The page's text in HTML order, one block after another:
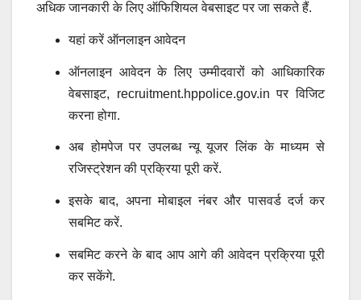
अधिक जानकारी के लिए ऑफिशियल वेबसाइट पर जा सकते हैं.
यहां करें ऑनलाइन आवेदन
ऑनलाइन आवेदन के लिए उम्मीदवारों को आधिकारिक
वेबसाइट, recruitment.hppolice.gov.in पर विजिट
करना होगा.
अब होमपेज पर उपलब्ध न्यू यूजर लिंक के माध्यम से
रजिस्ट्रेशन की प्रक्रिया पूरी करें.
इसके बाद, अपना मोबाइल नंबर और पासवर्ड दर्ज कर
सबमिट करें.
सबमिट करने के बाद आप आगे की आवेदन प्रक्रिया पूरी
कर सकेंगे.